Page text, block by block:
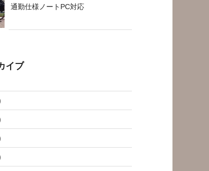
通勤仕様ノートPC対応
イブ